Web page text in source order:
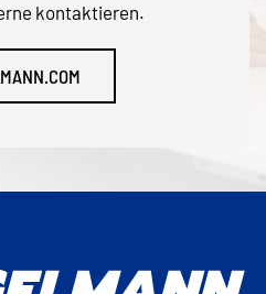
kontaktieren.